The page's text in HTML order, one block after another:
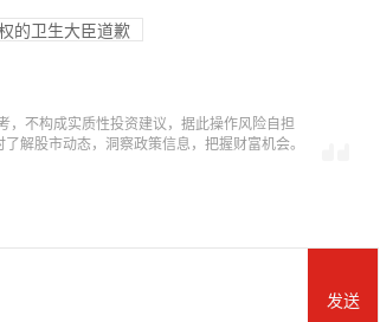
的卫生大臣道歉
，不构成实质性投资建议，据此操作风险自担
解股市动态，洞察政策信息，把握财富机会。
发送